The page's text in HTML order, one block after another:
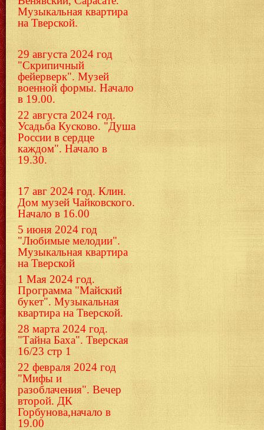
Музыкальная квартира
на Тверской.
29 августа 2024 год
"Скрипичный
фейерверк". Музей
военной формы. Начало
в 19.00.
22 августа 2024 год.
Усадьба Кусково. "Душа
России в сердце
каждом". Начало в
19.30.
17 авг 2024 год. Клин.
Дом музей Чайковского.
Начало в 16.00
5 июня 2024 год
"Любимые мелодии".
Музыкальная квартира
на Тверской
1 Мая 2024 год.
Программа "Майский
букет". Музыкальная
квартира на Тверской.
28 марта 2024 год.
"Тайна Баха". Тверская
16/23 стр 1
22 февраля 2024 год
"Мифы и
разоблачения". Вечер
второй. ДК
Горбунова,начало в
19.00